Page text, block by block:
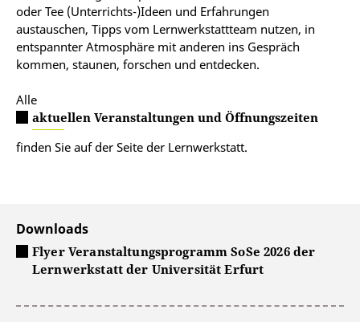
oder Tee (Unterrichts-)Ideen und Erfahrungen
austauschen, Tipps vom Lernwerkstattteam nutzen, in
entspannter Atmosphäre mit anderen ins Gespräch
kommen, staunen, forschen und entdecken.
Alle
aktuellen Veranstaltungen und Öffnungszeiten
finden Sie auf der Seite der Lernwerkstatt.
Downloads
Flyer Veranstaltungsprogramm SoSe 2026 der
Lernwerkstatt der Universität Erfurt